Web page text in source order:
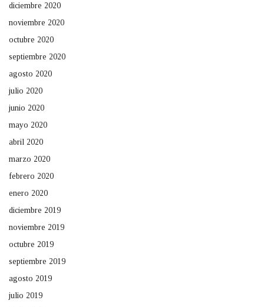
diciembre 2020
noviembre 2020
octubre 2020
septiembre 2020
agosto 2020
julio 2020
junio 2020
mayo 2020
abril 2020
marzo 2020
febrero 2020
enero 2020
diciembre 2019
noviembre 2019
octubre 2019
septiembre 2019
agosto 2019
julio 2019